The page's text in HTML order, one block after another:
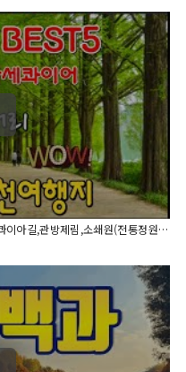
6월에 여행하기 좋은곳 담양 죽녹원,메타세콰이아길,관방제림,소쇄원(전통정원),국수거리 담양 BEST 5 TRAVEL VIDEO,SOUTH KOREA